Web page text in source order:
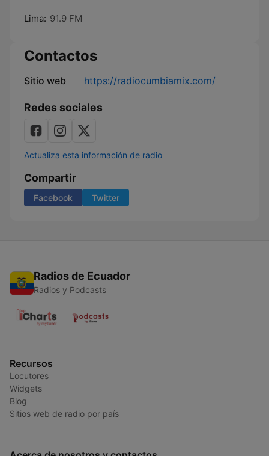
Lima: 91.9 FM
Contactos
Sitio web https://radiocumbiamix.com/
Redes sociales
Actualiza esta información de radio
Compartir
Facebook Twitter
Radios de Ecuador
Radios y Podcasts
Recursos
Locutores
Widgets
Blog
Sitios web de radio por país